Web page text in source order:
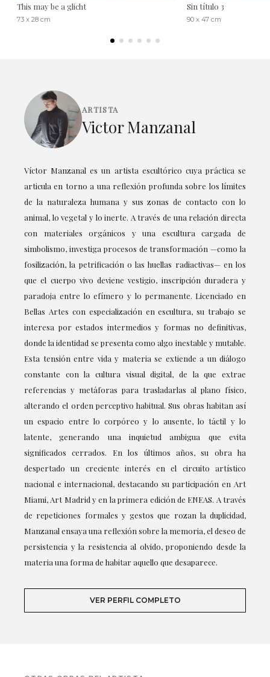
This may be a glicht
73 x 28 cm
Sin título 3
90 x 47 cm
ARTISTA
Victor Manzanal
Víctor Manzanal es un artista escultórico cuya práctica se
articula en torno a una reflexión profunda sobre los límites
de la naturaleza humana y sus zonas de contacto con lo
animal, lo vegetal y lo inerte. A través de una relación directa
con materiales orgánicos y una escultura cargada de
simbolismo, investiga procesos de transformación —como la
fosilización, la petrificación o las huellas radiactivas— en los
que el cuerpo vivo deviene vestigio, inscripción duradera y
paradoja entre lo efímero y lo permanente. Licenciado en
Bellas Artes con especialización en escultura, su trabajo se
interesa por estados intermedios y formas no definitivas,
donde la identidad se presenta como algo inestable y mutable.
Esta tensión entre vida y materia se extiende a un diálogo
constante con la cultura visual digital, de la que extrae
referencias y metáforas para trasladarlas al plano físico,
alterando el orden perceptivo habitual. Sus obras habitan así
un espacio entre lo corpóreo y lo ausente, lo táctil y lo
latente, generando una inquietud ambigua que evita
significados cerrados. En los últimos años, su obra ha
despertado un creciente interés en el circuito artístico
nacional e internacional, destacando su participación en Art
Miami, Art Madrid y en la primera edición de ENEAS. A través
de repeticiones formales y gestos que rozan la duplicidad,
Manzanal ensaya una reflexión sobre la memoria, el deseo de
persistencia y la resistencia al olvido, proponiendo desde la
materia una forma de habitar aquello que desaparece.
VER PERFIL COMPLETO